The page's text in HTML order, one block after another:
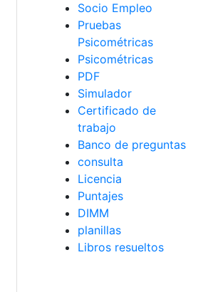
Socio Empleo
Pruebas
Psicométricas
Psicométricas
PDF
Simulador
Certificado de
trabajo
Banco de preguntas
consulta
Licencia
Puntajes
DIMM
planillas
Libros resueltos